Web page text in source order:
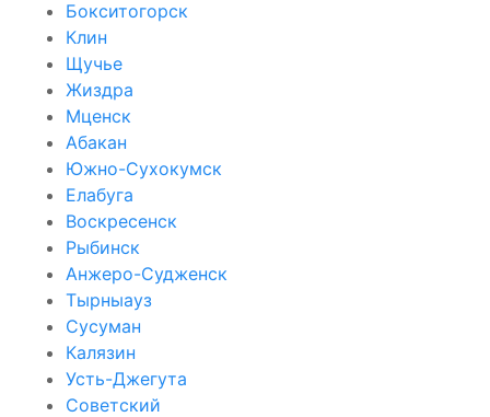
Бокситогорск
Клин
Щучье
Жиздра
Мценск
Абакан
Южно-Сухокумск
Елабуга
Воскресенск
Рыбинск
Анжеро-Судженск
Тырныауз
Сусуман
Калязин
Усть-Джегута
Советский